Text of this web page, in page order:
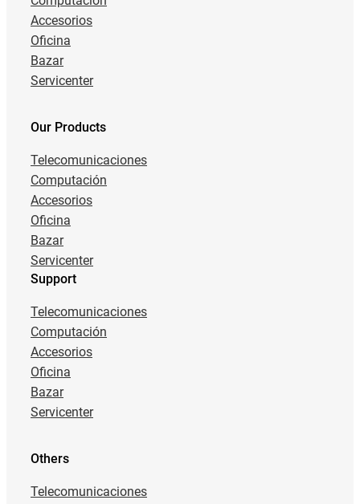
Accesorios
Oficina
Bazar
Servicenter
Our Products
Telecomunicaciones
Computación
Accesorios
Oficina
Bazar
Servicenter
Support
Telecomunicaciones
Computación
Accesorios
Oficina
Bazar
Servicenter
Others
Telecomunicaciones